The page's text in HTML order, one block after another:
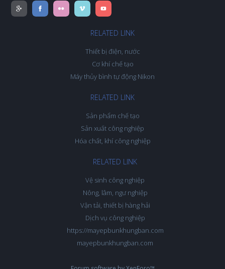
RELATED LINK
Thiết bị điện, nước
Cơ khí chế tạo
Máy thủy bình tự động Nikon
RELATED LINK
Sản phẩm chế tạo
Sản xuất công nghiệp
Hóa chất, khí công nghiệp
RELATED LINK
Vệ sinh công nghiệp
Nông, lâm, ngư nghiệp
Vận tải, thiết bị hàng hải
Dịch vụ công nghiệp
https://mayepbunkhungban.com
mayepbunkhungban.com